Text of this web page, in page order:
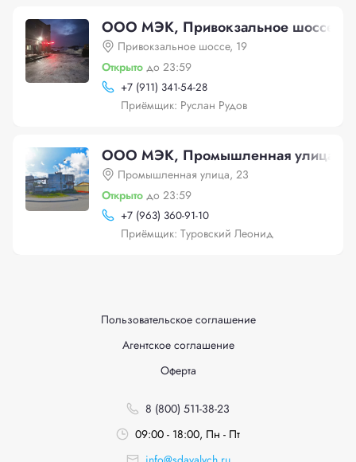
ООО МЭК, Привокзальное шоссе,
Привокзальное шоссе, 19
Открыто до 23:59
+7 (911) 341-54-28
Приёмщик: Руслан Рудов
ООО МЭК, Промышленная улица,
Промышленная улица, 23
Открыто до 23:59
+7 (963) 360-91-10
Приёмщик: Туровский Леонид
Пользовательское соглашение
Агентское соглашение
Оферта
8 (800) 511-38-23
09:00 - 18:00, Пн - Пт